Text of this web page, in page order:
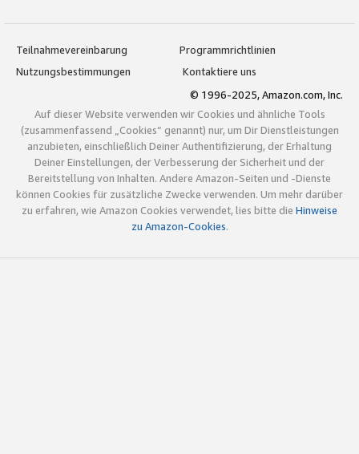
Teilnahmevereinbarung
Programmrichtlinien
Nutzungsbestimmungen
Kontaktiere uns
© 1996-2025, Amazon.com, Inc.
Auf dieser Website verwenden wir Cookies und ähnliche Tools
(zusammenfassend „Cookies“ genannt) nur, um Dir Dienstleistungen
anzubieten, einschließlich Deiner Authentifizierung, der Erhaltung
Deiner Einstellungen, der Verbesserung der Sicherheit und der
Bereitstellung von Inhalten. Andere Amazon-Seiten und -Dienste
können Cookies für zusätzliche Zwecke verwenden. Um mehr darüber
zu erfahren, wie Amazon Cookies verwendet, lies bitte die Hinweise
zu Amazon-Cookies.